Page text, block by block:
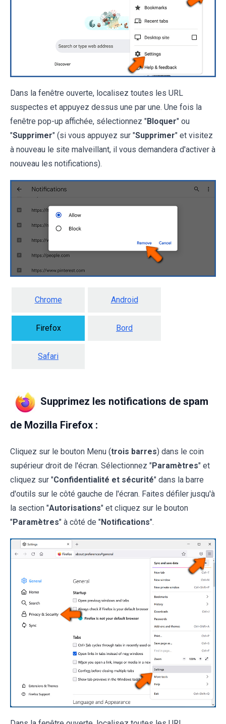
Dans la fenêtre ouverte, localisez toutes les URL
suspectes et appuyez dessus une par une. Une fois la
fenêtre pop-up affichée, sélectionnez "Bloquer" ou
"Supprimer" (si vous appuyez sur "Supprimer" et visitez
à nouveau le site malveillant, il vous demandera d'activer à
nouveau les notifications).
Chrome Android
Firefox Bord
Safari
Supprimez les notifications de spam
de Mozilla Firefox :
Cliquez sur le bouton Menu (trois barres) dans le coin
supérieur droit de l'écran. Sélectionnez "Paramètres" et
cliquez sur "Confidentialité et sécurité" dans la barre
d'outils sur le côté gauche de l'écran. Faites défiler jusqu'à
la section "Autorisations" et cliquez sur le bouton
"Paramètres" à côté de "Notifications".